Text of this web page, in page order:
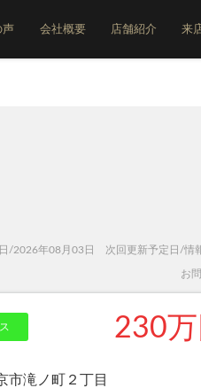
声 会社概要 店舗紹介 来
/2026年08月03日 次回更新予定日/情
お
230万
市滝ノ町２丁目